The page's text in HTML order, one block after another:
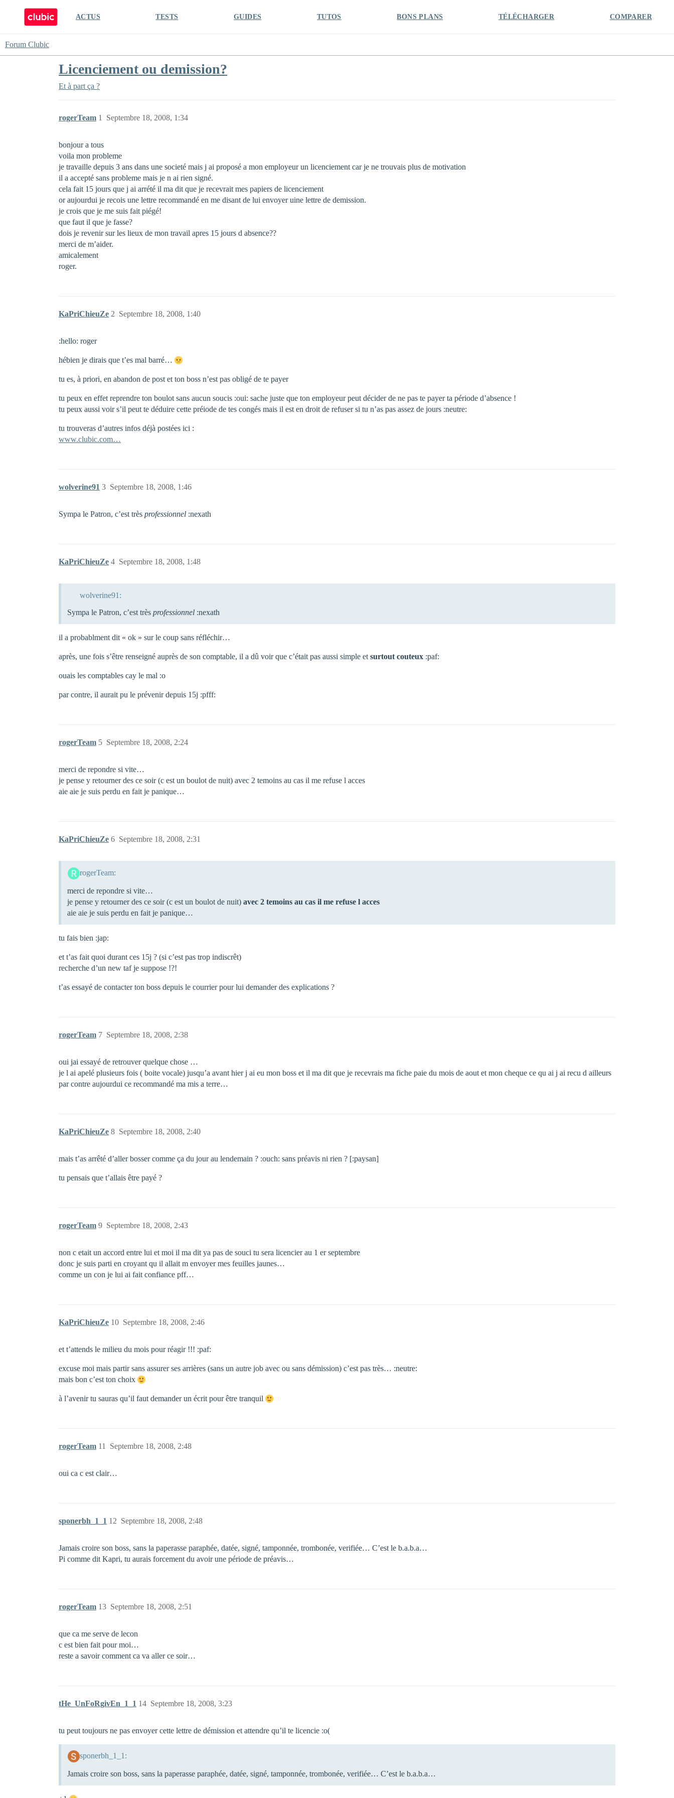
ACTUS TESTS GUIDES TUTOS BONS PLANS TÉLÉCHARGER COMPARER
Forum Clubic
Licenciement ou demission?
Et à part ça ?
rogerTeam Septembre 18, 2008, 1:34
1
bonjour a tous
voila mon probleme
je travaille depuis 3 ans dans une societé mais j ai proposé a mon employeur un licenciement car je ne trouvais plus de motivation
il a accepté sans probleme mais je n ai rien signé.
cela fait 15 jours que j ai arrété il ma dit que je recevrait mes papiers de licenciement
or aujourdui je recois une lettre recommandé en me disant de lui envoyer uine lettre de demission.
je crois que je me suis fait piégé!
que faut il que je fasse?
dois je revenir sur les lieux de mon travail apres 15 jours d absence??
merci de m’aider.
amicalement
roger.
KaPriChieuZe Septembre 18, 2008, 1:40
2
:hello: roger
hébien je dirais que t’es mal barré…
tu es, à priori, en abandon de post et ton boss n’est pas obligé de te payer
tu peux en effet reprendre ton boulot sans aucun soucis :oui: sache juste que ton employeur peut décider de ne pas te payer ta période d’absence !
tu peux aussi voir s’il peut te déduire cette préiode de tes congés mais il est en droit de refuser si tu n’as pas assez de jours :neutre:
tu trouveras d’autres infos déjà postées ici :
www.clubic.com…
wolverine91 Septembre 18, 2008, 1:46
3
Sympa le Patron, c’est très professionnel :nexath
KaPriChieuZe Septembre 18, 2008, 1:48
4
wolverine91:
Sympa le Patron, c’est très professionnel :nexath
il a probablment dit « ok » sur le coup sans réfléchir…
après, une fois s’être renseigné auprès de son comptable, il a dû voir que c’était pas aussi simple et surtout couteux :paf:
ouais les comptables cay le mal :o
par contre, il aurait pu le prévenir depuis 15j :pfff:
rogerTeam Septembre 18, 2008, 2:24
5
merci de repondre si vite…
je pense y retourner des ce soir (c est un boulot de nuit) avec 2 temoins au cas il me refuse l acces
aie aie je suis perdu en fait je panique…
KaPriChieuZe Septembre 18, 2008, 2:31
6
rogerTeam:
merci de repondre si vite…
je pense y retourner des ce soir (c est un boulot de nuit) avec 2 temoins au cas il me refuse l acces
aie aie je suis perdu en fait je panique…
tu fais bien :jap:
et t’as fait quoi durant ces 15j ? (si c’est pas trop indiscrêt)
recherche d’un new taf je suppose !?!
t’as essayé de contacter ton boss depuis le courrier pour lui demander des explications ?
rogerTeam Septembre 18, 2008, 2:38
7
oui jai essayé de retrouver quelque chose …
je l ai apelé plusieurs fois ( boite vocale) jusqu’a avant hier j ai eu mon boss et il ma dit que je recevrais ma fiche paie du mois de aout et mon cheque ce qu ai j ai recu d ailleurs
par contre aujourdui ce recommandé ma mis a terre…
KaPriChieuZe Septembre 18, 2008, 2:40
8
mais t’as arrêté d’aller bosser comme ça du jour au lendemain ? :ouch: sans préavis ni rien ? [:paysan]
tu pensais que t’allais être payé ?
rogerTeam Septembre 18, 2008, 2:43
9
non c etait un accord entre lui et moi il ma dit ya pas de souci tu sera licencier au 1 er septembre
donc je suis parti en croyant qu il allait m envoyer mes feuilles jaunes…
comme un con je lui ai fait confiance pff…
KaPriChieuZe Septembre 18, 2008, 2:46
10
et t’attends le milieu du mois pour réagir !!! :paf:
excuse moi mais partir sans assurer ses arrières (sans un autre job avec ou sans démission) c’est pas très… :neutre:
mais bon c’est ton choix
à l’avenir tu sauras qu’il faut demander un écrit pour être tranquil
rogerTeam Septembre 18, 2008, 2:48
11
oui ca c est clair…
sponerbh_1_1 Septembre 18, 2008, 2:48
12
Jamais croire son boss, sans la paperasse paraphée, datée, signé, tamponnée, trombonée, verifiée… C’est le b.a.b.a…
Pi comme dit Kapri, tu aurais forcement du avoir une période de préavis…
rogerTeam Septembre 18, 2008, 2:51
13
que ca me serve de lecon
c est bien fait pour moi…
reste a savoir comment ca va aller ce soir…
tHe_UnFoRgivEn_1_1 Septembre 18, 2008, 3:23
14
tu peut toujours ne pas envoyer cette lettre de démission et attendre qu’il te licencie :o(
sponerbh_1_1:
Jamais croire son boss, sans la paperasse paraphée, datée, signé, tamponnée, trombonée, verifiée… C’est le b.a.b.a…